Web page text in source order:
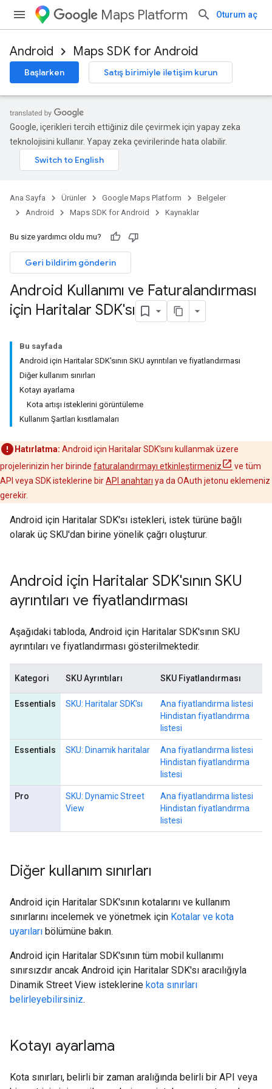
Maps Platform Oturum aç
Android Maps SDK for Android
Başlarken Satış birimiyle iletişim kurun
Google, içerikleri tercih ettiğiniz dile çevirmek için yapay zeka
teknolojisini kullanır. Yapay zeka çevirilerinde hata olabilir.
Ana Sayfa Ürünler Google Maps Platform
Belgeler
Android
Maps SDK for Android Kaynaklar
Bu size yardımcı oldu mu?
Geri bildirim gönderin
Android Kullanımı ve Faturalandırması
için Haritalar SDK'sı
Bu sayfada
Android için Haritalar SDK'sının SKU ayrıntıları ve fiyatlandırması
Diğer kullanım sınırları
Kotayı ayarlama
Kota artışı isteklerini görüntüleme
Kullanım Şartları kısıtlamaları
Hatırlatma: Android için Haritalar SDK'sını kullanmak üzere
projelerinizin her birinde faturalandırmayı etkinleştirmeniz
ve tüm
API veya SDK isteklerine birAPI anahtarı ya da OAuth jetonu eklemeniz
gerekir.
Android için Haritalar SDK'sı istekleri, istek türüne bağlı
olarak üç SKU'dan birine yönelik çağrı oluşturur.
Android için Haritalar SDK'sının SKU
ayrıntıları ve fiyatlandırması
Aşağıdaki tabloda, Android için Haritalar SDK'sının SKU
ayrıntıları ve fiyatlandırması gösterilmektedir.
Kategori SKU Ayrıntıları SKU Fiyatlandırması
Essentials SKU: Haritalar SDK'sı
Ana fiyatlandırma listesi
Hindistan fiyatlandırma
listesi
Essentials SKU: Dinamik haritalar
Ana fiyatlandırma listesi
Hindistan fiyatlandırma
listesi
Pro
SKU: Dynamic Street
View
Ana fiyatlandırma listesi
Hindistan fiyatlandırma
listesi
Diğer kullanım sınırları
Android için Haritalar SDK'sının kotalarını ve kullanım
sınırlarını incelemek ve yönetmek için Kotalar ve kota
uyarıları bölümüne bakın.
Android için Haritalar SDK'sının tüm mobil kullanımı
sınırsızdır ancak Android için Haritalar SDK'sı aracılığıyla
Dinamik Street View isteklerine kota sınırları
belirleyebilirsiniz.
Kotayı ayarlama
Kota sınırları, belirli bir zaman aralığında belirli bir API veya